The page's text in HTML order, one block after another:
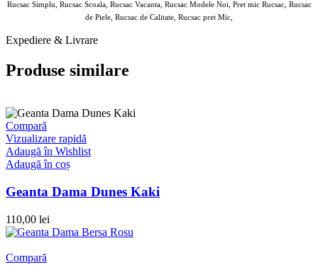
Rucsac Simplu, Rucsac Scoala, Rucsac Vacanta, Rucsac Modele Noi, Pret mic Rucsac, Rucsac
de Piele, Rucsac de Calitate, Rucsac pret Mic,
Expediere & Livrare
Produse similare
Compară
Vizualizare rapidă
Adaugă în Wishlist
Adaugă în coș
Geanta Dama Dunes Kaki
110,00 lei
Compară